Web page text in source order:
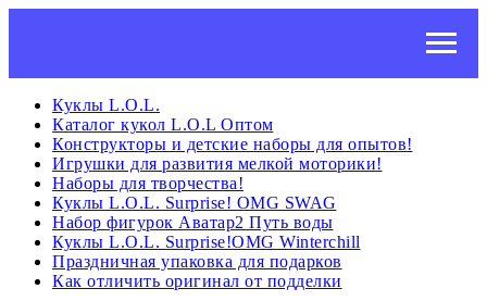
Куклы L.O.L.
Каталог кукол L.O.L Оптом
Конструкторы и детские наборы для опытов!
Игрушки для развития мелкой моторики!
Наборы для творчества!
Куклы L.O.L. Surprise! OMG SWAG
Набор фигурок Аватар2 Путь воды
Куклы L.O.L. Surprise!OMG Winterchill
Праздничная упаковка для подарков
Как отличить оригинал от подделки